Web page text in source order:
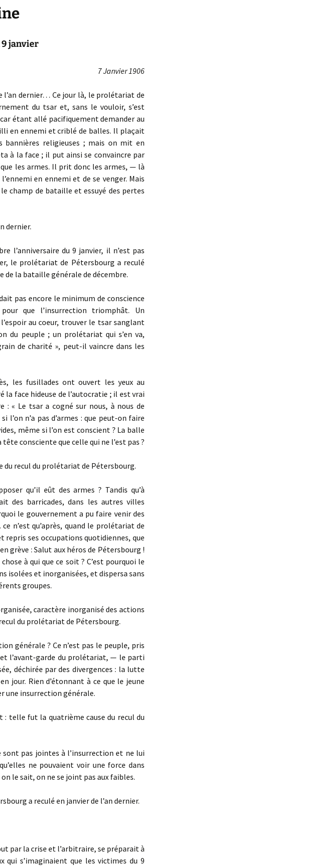
9 janvier
7 Janvier 1906
l’an dernier… Ce jour là, le prolétariat de
du tsar et, sans le vouloir, s’est
étant allé pacifiquement demander au
en ennemi et criblé de balles. Il plaçait
religieuses ; mais on mit en
à la face ; il put ainsi se convaincre par
les armes. Il prit donc les armes, — là
en ennemi et de se venger. Mais
champ de bataille et essuyé des pertes
dernier.
l’anniversaire du 9 janvier, il n’est pas
le prolétariat de Pétersbourg a reculé
la bataille générale de décembre.
pas encore le minimum de conscience
que l’insurrection triomphât. Un
au coeur, trouver le tsar sanglant
du peuple ; un prolétariat qui s’en va,
de charité », peut-il vaincre dans les
les fusillades ont ouvert les yeux au
face hideuse de l’autocratie ; il est vrai
: « Le tsar a cogné sur nous, à nous de
l’on n’a pas d’armes : que peut-on faire
même si l’on est conscient ? La balle
consciente que celle qui ne l’est pas ?
du recul du prolétariat de Pétersbourg.
qu’il eût des armes ? Tandis qu’à
des barricades, dans les autres villes
le gouvernement a pu faire venir des
n’est qu’après, quand le prolétariat de
ses occupations quotidiennes, que
grève : Salut aux héros de Pétersbourg !
à qui que ce soit ? C’est pourquoi le
isolées et inorganisées, et dispersa sans
groupes.
caractère inorganisé des actions
du prolétariat de Pétersbourg.
générale ? Ce n’est pas le peuple, pris
et l’avant-garde du prolétariat, — le parti
déchirée par des divergences : la lutte
jour. Rien d’étonnant à ce que le jeune
une insurrection générale.
: telle fut la quatrième cause du recul du
pas jointes à l’insurrection et ne lui
ne pouvaient voir une force dans
le sait, on ne se joint pas aux faibles.
a reculé en janvier de l’an dernier.
par la crise et l’arbitraire, se préparait à
s’imaginaient que les victimes du 9